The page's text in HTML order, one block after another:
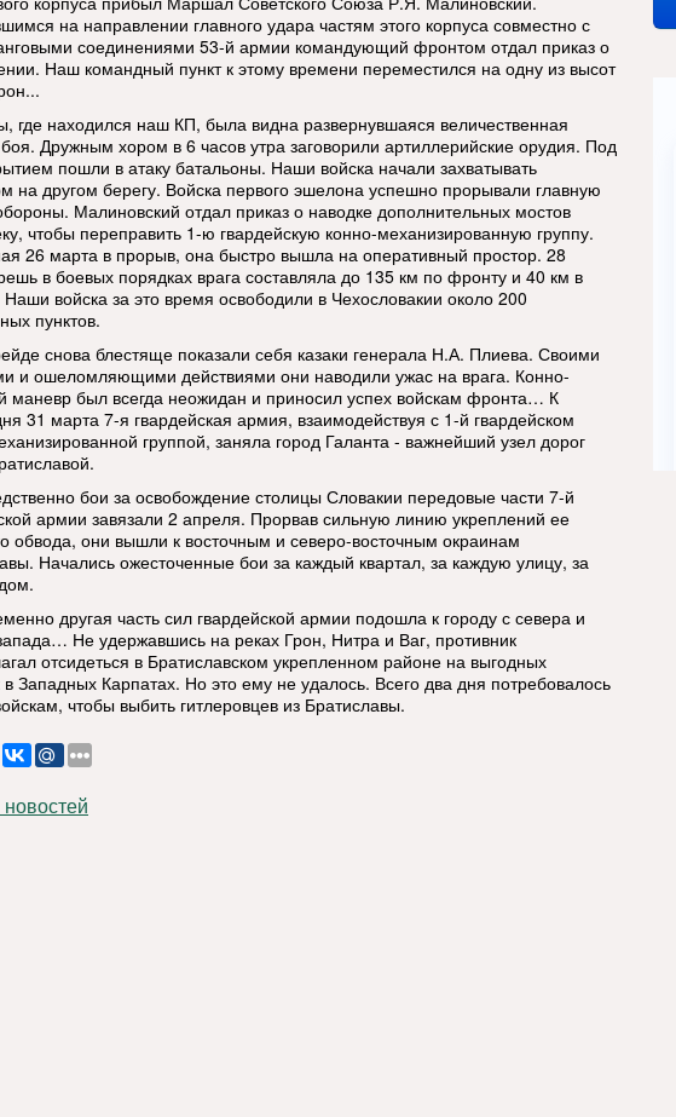
на направлении главного удара частям этого корпуса совместно с
соединениями 53-й армии командующий фронтом отдал приказ о
Наш командный пункт к этому времени переместился на одну из высот
где находился наш КП, была видна развернувшаяся величественная
Дружным хором в 6 часов утра заговорили артиллерийские орудия. Под
пошли в атаку батальоны. Наши войска начали захватывать
на другом берегу. Войска первого эшелона успешно прорывали главную
Малиновский отдал приказ о наводке дополнительных мостов
чтобы переправить 1-ю гвардейскую конно-механизированную группу.
26 марта в прорыв, она быстро вышла на оперативный простор. 28
в боевых порядках врага составляла до 135 км по фронту и 40 км в
Наши войска за это время освободили в Чехословакии около 200
пунктов.
снова блестяще показали себя казаки генерала Н.А. Плиева. Своими
и ошеломляющими действиями они наводили ужас на врага. Конно-
маневр был всегда неожидан и приносил успех войскам фронта… К
31 марта 7-я гвардейская армия, взаимодействуя с 1-й гвардейском
группой, заняла город Галанта - важнейший узел дорог
бои за освобождение столицы Словакии передовые части 7-й
армии завязали 2 апреля. Прорвав сильную линию укреплений ее
обвода, они вышли к восточным и северо-восточным окраинам
Начались ожесточенные бои за каждый квартал, за каждую улицу, за
другая часть сил гвардейской армии подошла к городу с севера и
Не удержавшись на реках Грон, Нитра и Ваг, противник
отсидеться в Братиславском укрепленном районе на выгодных
Западных Карпатах. Но это ему не удалось. Всего два дня потребовалось
чтобы выбить гитлеровцев из Братиславы.